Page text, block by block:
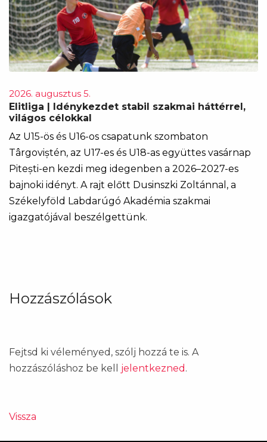
2026. augusztus 5.
Elitliga | Idénykezdet stabil szakmai háttérrel,
világos célokkal
Az U15-ös és U16-os csapatunk szombaton
Târgoviștén, az U17-es és U18-as együttes vasárnap
Pitești-en kezdi meg idegenben a 2026–2027-es
bajnoki idényt. A rajt előtt Dusinszki Zoltánnal, a
Székelyföld Labdarúgó Akadémia szakmai
igazgatójával beszélgettünk.
Hozzászólások
Fejtsd ki véleményed, szólj hozzá te is. A
hozzászóláshoz be kell jelentkezned .
Vissza